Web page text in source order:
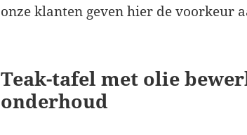
onze klanten geven hier de voorkeur
Teak-tafel met olie
onderhoud